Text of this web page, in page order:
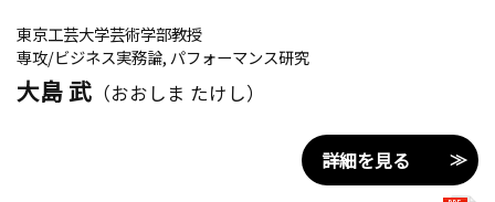
東京工芸大学芸術学部教授
専攻/ビジネス実務論, パフォーマンス研究
大島 武 （おおしま たけし）
詳細を見る